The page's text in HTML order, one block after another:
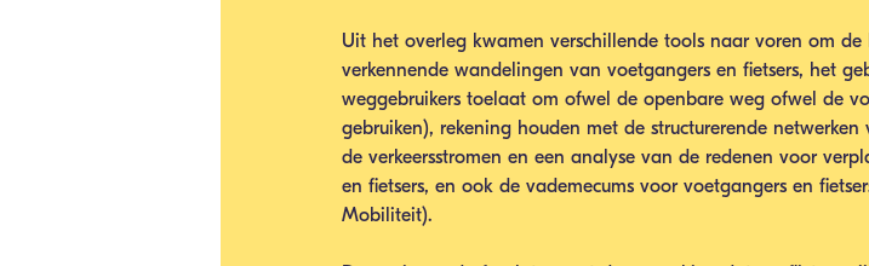
Uit het overleg kwamen verschillende tools naar voren om de
verkennende wandelingen van voetgangers en fietsers, het
weggebruikers toelaat om ofwel de openbare weg ofwel de
gebruiken), rekening houden met de structurerende
de verkeersstromen en een analyse van de redenen voor
en fietsers, en ook de vademecums voor voetgangers en
Mobiliteit).